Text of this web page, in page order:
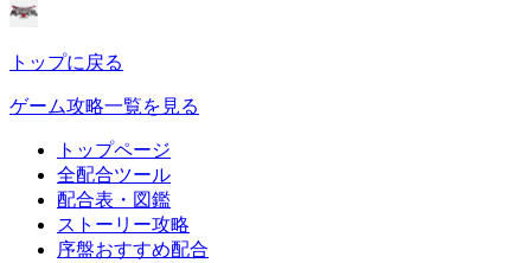
トップに戻る
ゲーム攻略一覧を見る
トップページ
全配合ツール
配合表・図鑑
ストーリー攻略
序盤おすすめ配合